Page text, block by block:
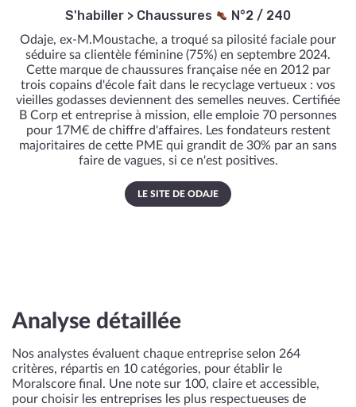
S'habiller > Chaussures N°2 / 240
Odaje, ex-M.Moustache, a troqué sa pilosité faciale pour
séduire sa clientèle féminine (75%) en septembre 2024.
Cette marque de chaussures française née en 2012 par
trois copains d'école fait dans le recyclage vertueux : vos
vieilles godasses deviennent des semelles neuves. Certifiée
B Corp et entreprise à mission, elle emploie 70 personnes
pour 17M€ de chiffre d'affaires. Les fondateurs restent
majoritaires de cette PME qui grandit de 30% par an sans
faire de vagues, si ce n'est positives.
LE SITE DE ODAJE
Analyse détaillée
Nos analystes évaluent chaque entreprise selon 264
critères, répartis en 10 catégories, pour établir le
Moralscore final. Une note sur 100, claire et accessible,
pour choisir les entreprises les plus respectueuses de